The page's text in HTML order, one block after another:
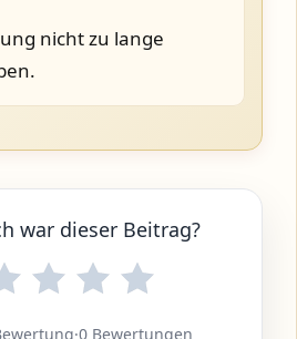
nicht zu lange
war dieser Beitrag?
·0 Bewertungen